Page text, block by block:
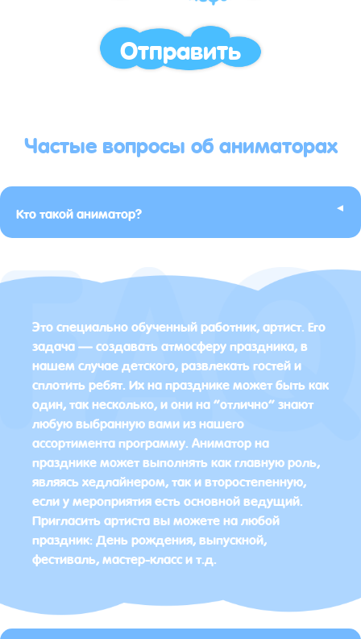
Отправить
Частые вопросы об аниматорах
Кто такой аниматор? ▸
Это специально обученный работник, артист. Его
задача — создавать атмосферу праздника, в
нашем случае детского, развлекать гостей и
сплотить ребят. Их на празднике может быть как
один, так несколько, и они на “отлично” знают
любую выбранную вами из нашего
ассортимента программу. Аниматор на
празднике может выполнять как главную роль,
являясь хедлайнером, так и второстепенную,
если у мероприятия есть основной ведущий.
Пригласить артиста вы можете на любой
праздник: День рождения, выпускной,
фестиваль, мастер-класс и т.д.